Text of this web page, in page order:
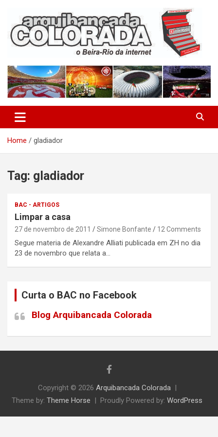
content
Arquibancada Colorada
Home gladiador
Tag: gladiador
BAC - ARTIGOS
Limpar a casa
27 de novembro de 2011 Simone Bonfante 12 Comments
Segue materia de Alexandre Alliati publicada em ZH no dia
23 de novembro que relata a…
Curta o BAC no Facebook
Blog Arquibancada Colorada
Copyright © 2026 Arquibancada Colorada
Theme by: Theme Horse Proudly Powered by: WordPress